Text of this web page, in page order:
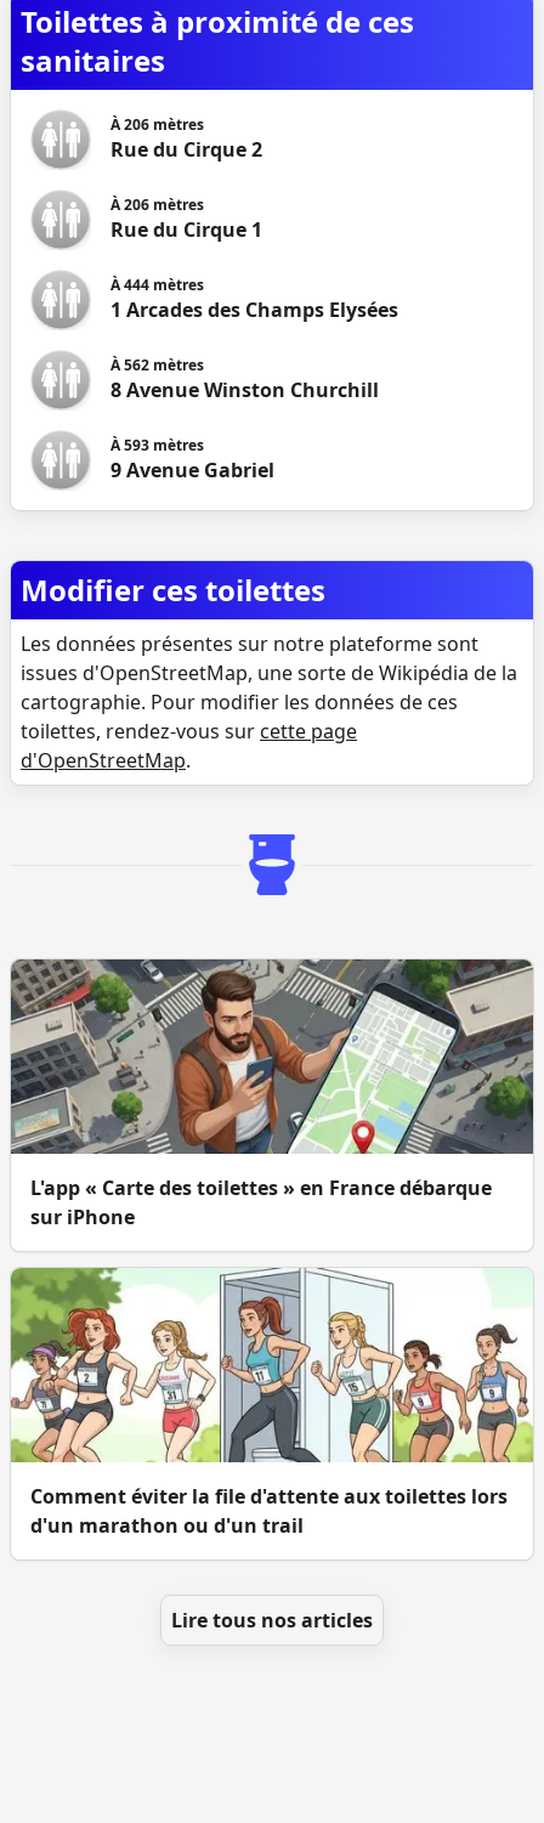
Toilettes à proximité de ces
sanitaires
À206 mètres
Rue du Cirque 2
À206 mètres
Rue du Cirque 1
À444 mètres
1 Arcades des Champs Elysées
À562 mètres
8 Avenue Winston Churchill
À593 mètres
9 Avenue Gabriel
Modifier ces toilettes
Les données présentes sur notre plateforme sont
issues d'OpenStreetMap, une sorte de Wikipédia de la
cartographie. Pour modifier les données de ces
toilettes, rendez-vous sur cette page
d'OpenStreetMap.
L'app « Carte des toilettes » en France débarque
sur iPhone
Comment éviter la file d'attente aux toilettes lors
d'un marathon ou d'un trail
Lire tous nos articles